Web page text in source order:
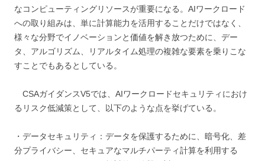
なコンピューティングリソースが重要になる。AIワークロード
への取り組みは、単に計算能力を活用することだけではなく、
様々な分野でイノベーションと価値を解き放つために、デー
タ、アルゴリズム、リアルタイム処理の複雑な要素を乗りこな
すことでもあるとしている。
CSAガイダンスV5では、AIワークロードセキュリティにおけ
るリスク低減策として、以下のような点を挙げている。
・データセキュリティ：データを保護するために、暗号化、差
分プライバシー、セキュアなマルチパーティ計算を利用する